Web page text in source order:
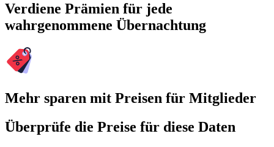
Verdiene Prämien für jede
wahrgenommene Übernachtung
Mehr sparen mit Preisen für Mitglieder
Überprüfe die Preise für diese Daten